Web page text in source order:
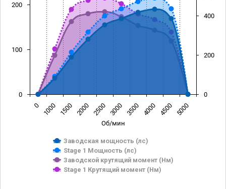
Об/мин
Заводская мощность (лс)
Stage 1 Мощность (лс)
Заводской крутящий момент (Нм)
Stage 1 Крутящий момент (Нм)
0 1000 1500 2000 2500 3000 3500 4000 4500 5000
0
100
200
0
200
400